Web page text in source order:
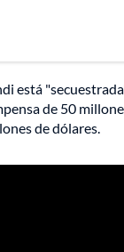
está
de 50
de dólares.